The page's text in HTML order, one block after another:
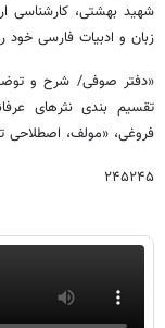
شهید بهشتی، کارشناسی
زبان و ادبیات فارسی خود
تقسیم بندی نثرهای
فروغی، «مولف، اصطلاحی
۲۴۵۲۴۵